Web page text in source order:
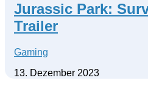
Jurassic Park:
Trailer
Gaming
13. Dezember 2023